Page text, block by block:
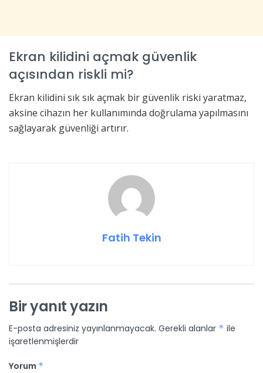
Ekran kilidini açmak güvenlik
açısından riskli mi?
Ekran kilidini sık sık açmak bir güvenlik riski yaratmaz,
aksine cihazın her kullanımında doğrulama yapılmasını
sağlayarak güvenliği artırır.
Fatih Tekin
Bir yanıt yazın
E-posta adresiniz yayınlanmayacak. Gerekli alanlar * ile
işaretlenmişlerdir
Yorum *